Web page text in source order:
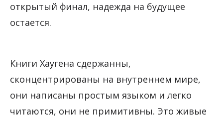
открытый финал, надежда на будущее
остается.
Книги Хаугена сдержанны,
сконцентрированы на внутреннем мире,
они написаны простым языком и легко
читаются, они не примитивны. Это живые